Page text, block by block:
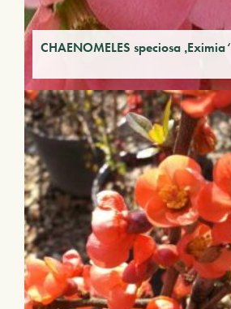
CHAENOMELES speciosa ‚Eximia‘